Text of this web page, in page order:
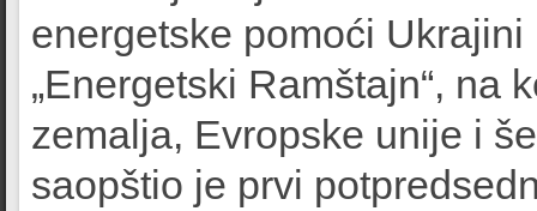
energetske pomoći
„Energetski Ramštajn“, na
zemalja, Evropske unije i
saopštio je prvi